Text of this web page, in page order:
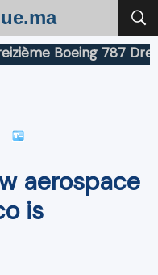
Boeing 787
aerospace
is